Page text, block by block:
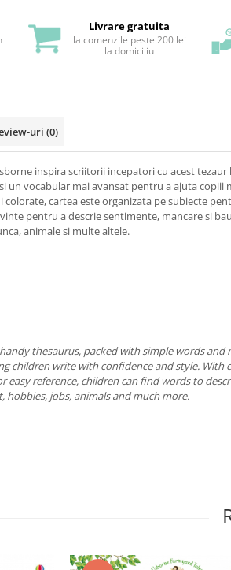
Livrare gratuita
la comenzile peste 200 lei
la domiciliu
uri (0)
inspira scriitorii incepatori cu acest tezaur
un vocabular mai avansat pentru a ajuta copiii
colorate, cartea este organizata pe subiecte
pentru a descrie sentimente, mancare si
animale si multe altele.
thesaurus, packed with simple words and
children write with confidence and style. With
easy reference, children can find words to
hobbies, jobs, animals and much more.